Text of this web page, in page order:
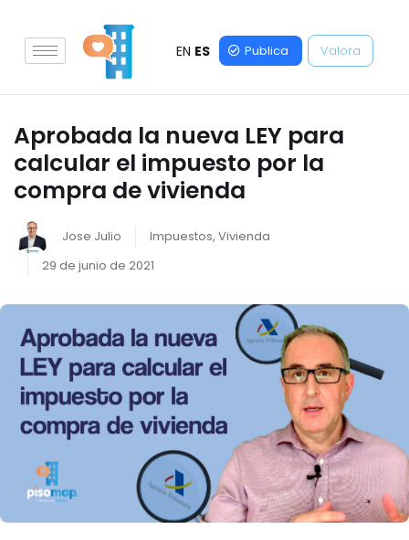
EN ES Publica Valora
Aprobada la nueva LEY para
calcular el impuesto por la
compra de vivienda
Jose Julio Impuestos, Vivienda
29 de junio de 2021